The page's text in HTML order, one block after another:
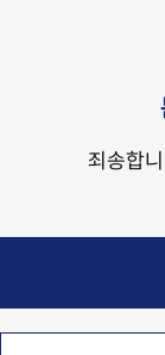
죄송합